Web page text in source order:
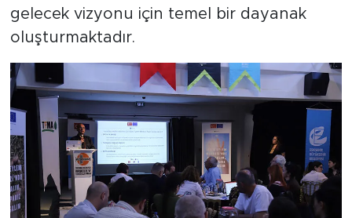
gelecek vizyonu için temel bir dayanak
oluşturmaktadır.